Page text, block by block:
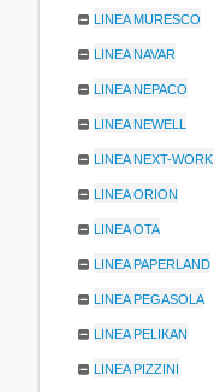
LINEA MURESCO
LINEA NAVAR
LINEA NEPACO
LINEA NEWELL
LINEA NEXT-WORK
LINEA ORION
LINEA OTA
LINEA PAPERLAND
LINEA PEGASOLA
LINEA PELIKAN
LINEA PIZZINI